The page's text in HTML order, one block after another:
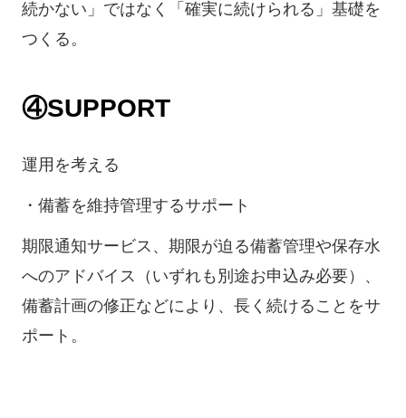
続かない」ではなく「確実に続けられる」基礎を
つくる。
④SUPPORT
運用を考える
・備蓄を維持管理するサポート
期限通知サービス、期限が迫る備蓄管理や保存水
へのアドバイス（いずれも別途お申込み必要）、
備蓄計画の修正などにより、長く続けることをサ
ポート。